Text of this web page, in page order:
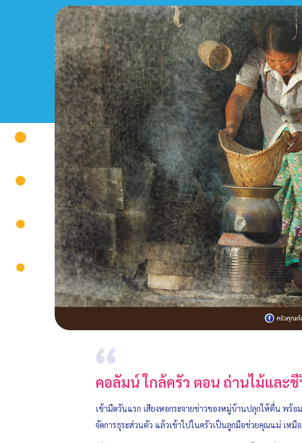
คอลัมน์ ใกล้ครัว ตอน ถ่านไม้และชี
เช้ามืดวันแรก เสียงหอกระจายข่าวของหมู่บ้านปลุกให้ตื่น พร้
จัดการธุระส่วนตัว แล้วเข้าไปในครัวเป็นลูกมือช่วยคุณแม่ เห